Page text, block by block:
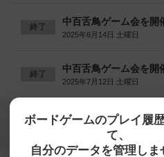
終了 中百舌鳥ゲーム会を開
2025年6月14日 土曜日
終了 中百舌鳥ゲーム会を開
2025年7月12日 土曜日
ボードゲームのプレイ履
て、
自分のデータを管理しま
【ボドゲーマ】ボードゲ